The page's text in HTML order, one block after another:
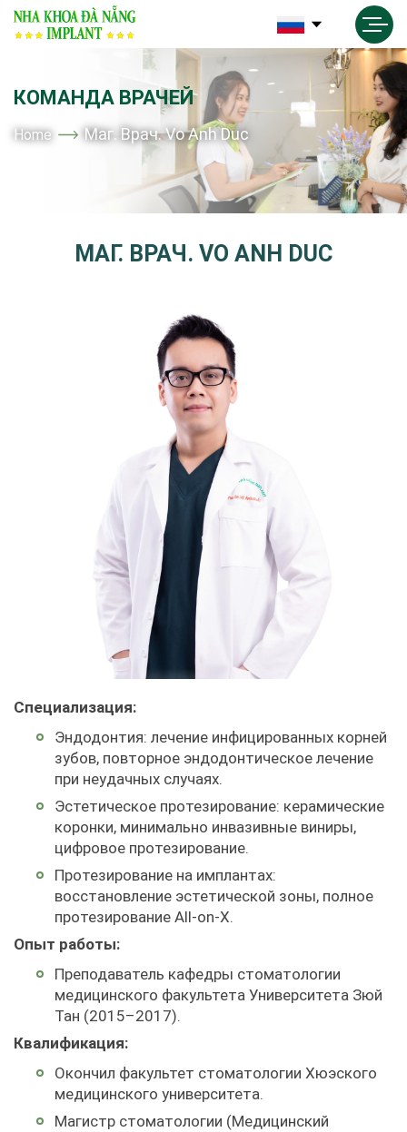
КОМАНДА ВРАЧЕЙ
Home Маг. Врач. Vo Anh Duc
МАГ. ВРАЧ. VO ANH DUC
Специализация:
Эндодонтия: лечение инфицированных корней
зубов, повторное эндодонтическое лечение
при неудачных случаях.
Эстетическое протезирование: керамические
коронки, минимально инвазивные виниры,
цифровое протезирование.
Протезирование на имплантах:
восстановление эстетической зоны, полное
протезирование All-on-X.
Опыт работы:
Преподаватель кафедры стоматологии
медицинского факультета Университета Зюй
Тан (2015–2017).
Квалификация:
Окончил факультет стоматологии Хюэского
медицинского университета.
Магистр стоматологии (Медицинский